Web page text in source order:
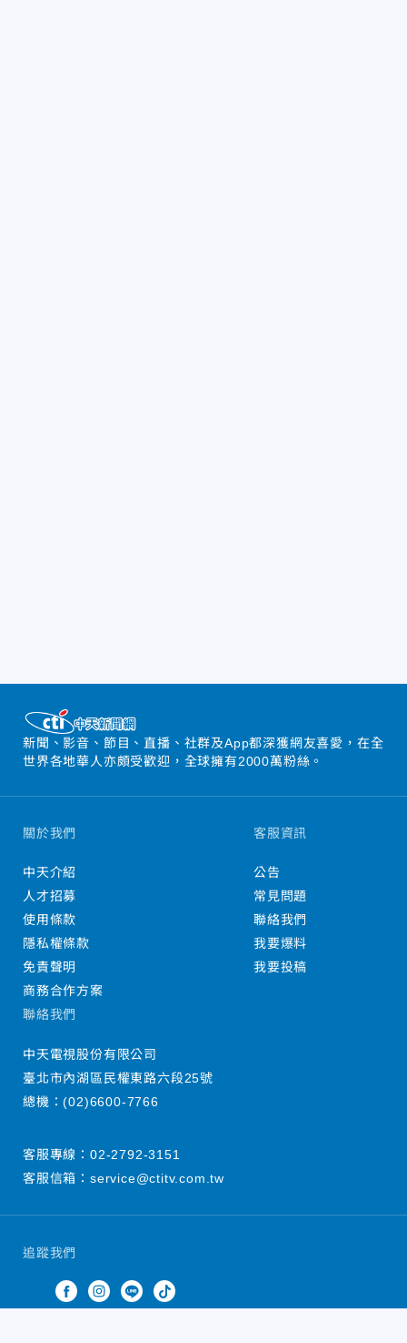
新聞、影音、節目、直播、社群及App都深獲網友喜愛，在全
世界各地華人亦頗受歡迎，全球擁有2000萬粉絲。
追蹤我們
關於我們
中天介紹
人才招募
使用條款
隱私權條款
免責聲明
商務合作方案
客服資訊
公告
常見問題
聯絡我們
我要爆料
我要投稿
聯絡我們
中天電視股份有限公司
臺北市內湖區民權東路六段25號
總機：(02)6600-7766
客服專線： 02-2792-3151
客服信箱： service@ctitv.com.tw